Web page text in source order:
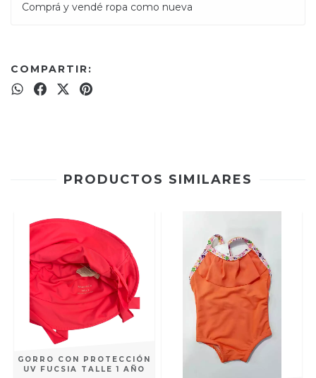
Comprá y vendé ropa como nueva
COMPARTIR:
PRODUCTOS SIMILARES
GORRO CON PROTECCIÓN
UV FUCSIA TALLE 1 AÑO